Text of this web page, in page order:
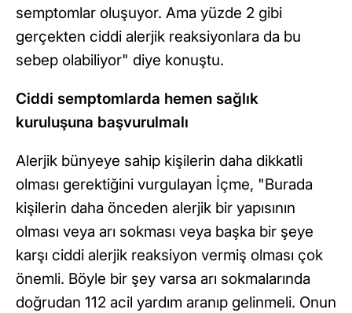
semptomlar oluşuyor. Ama yüzde 2 gibi
gerçekten ciddi alerjik reaksiyonlara da bu
sebep olabiliyor" diye konuştu.
Ciddi semptomlarda hemen sağlık
kuruluşuna başvurulmalı
Alerjik bünyeye sahip kişilerin daha dikkatli
olması gerektiğini vurgulayan İçme, "Burada
kişilerin daha önceden alerjik bir yapısının
olması veya arı sokması veya başka bir şeye
karşı ciddi alerjik reaksiyon vermiş olması çok
önemli. Böyle bir şey varsa arı sokmalarında
doğrudan 112 acil yardım aranıp gelinmeli. Onun